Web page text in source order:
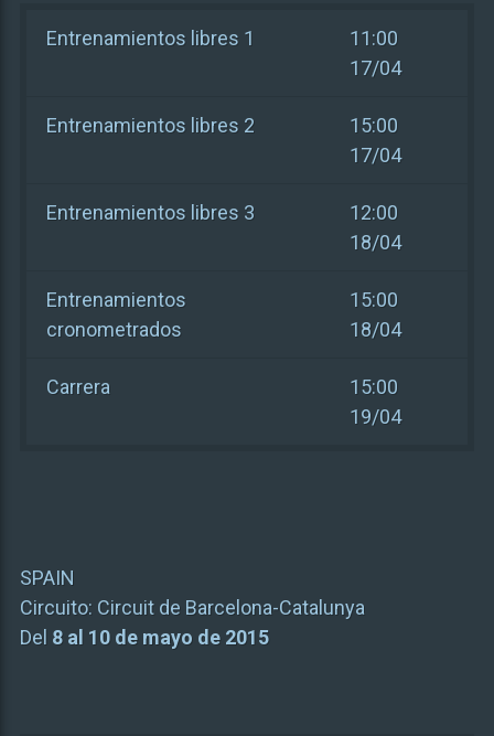
Entrenamientos libres 1
11:00
17/04
Entrenamientos libres 2
15:00
17/04
Entrenamientos libres 3
12:00
18/04
Entrenamientos
cronometrados
15:00
18/04
Carrera
15:00
19/04
SPAIN
Circuito: Circuit de Barcelona-Catalunya
Del 8 al 10 de mayo de 2015